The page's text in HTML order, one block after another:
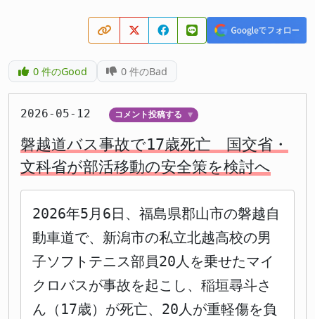
0件のGood 0 件のBad
2026-05-12 コメント投稿する ▼
磐越道バス事故で17歳死亡 国交省・
文科省が部活移動の安全策を検討へ
2026年5月6日、福島県郡山市の磐越自
動車道で、新潟市の私立北越高校の男
子ソフトテニス部員20人を乗せたマイ
クロバスが事故を起こし、稲垣尋斗さ
ん（17歳）が死亡、20人が重軽傷を負